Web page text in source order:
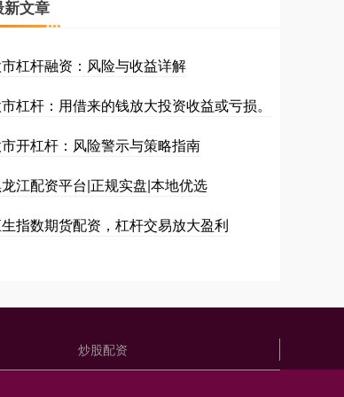
新文章
杠杆融资：风险与收益详解
杠杆：用借来的钱放大投资收益或亏损。
开杠杆：风险警示与策略指南
江配资平台|正规实盘|本地优选
指数期货配资，杠杆交易放大盈利
炒股配资